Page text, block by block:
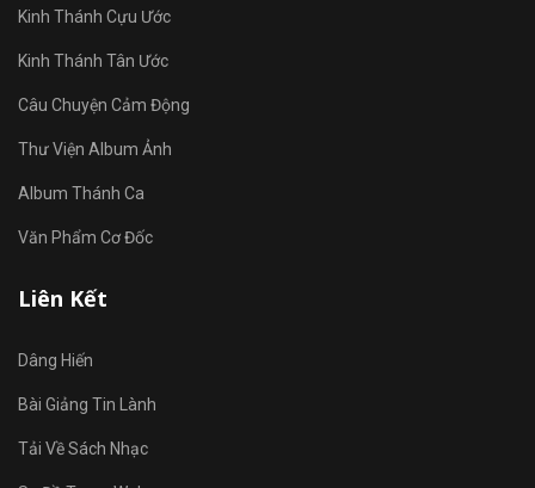
Kinh Thánh Cựu Ước
Kinh Thánh Tân Ước
Câu Chuyện Cảm Động
Thư Viện Album Ảnh
Album Thánh Ca
Văn Phẩm Cơ Đốc
Liên Kết
Dâng Hiến
Bài Giảng Tin Lành
Tải Về Sách Nhạc